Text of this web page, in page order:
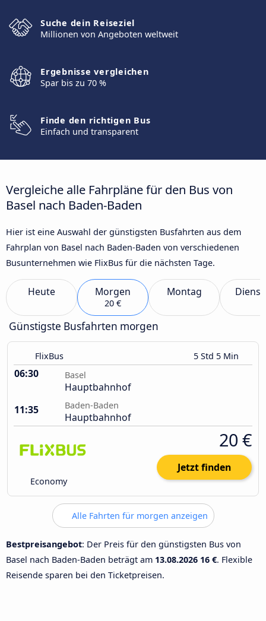
Suche dein Reiseziel
Millionen von Angeboten weltweit
Ergebnisse vergleichen
Spar bis zu 70 %
Finde den richtigen Bus
Einfach und transparent
Vergleiche alle Fahrpläne für den Bus von
Basel nach Baden-Baden
Hier ist eine Auswahl der günstigsten Busfahrten aus dem
Fahrplan von Basel nach Baden-Baden von verschiedenen
Busunternehmen wie FlixBus für die nächsten Tage.
Heute Morgen
20 €
Montag
Günstigste Busfahrten morgen
FlixBus 5 Std 5 Min
06:30 Basel
Hauptbahnhof
11:35
Baden-Baden
Hauptbahnhof
Economy
20 €
Jetzt finden
Alle Fahrten für morgen anzeigen
Bestpreisangebot: Der Preis für den günstigsten Bus von
Basel nach Baden-Baden beträgt am 13.08.2026 16 €. Flexible
Reisende sparen bei den Ticketpreisen.